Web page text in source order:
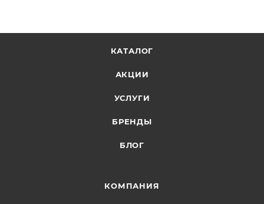
КАТАЛОГ
АКЦИИ
УСЛУГИ
БРЕНДЫ
БЛОГ
КОМПАНИЯ